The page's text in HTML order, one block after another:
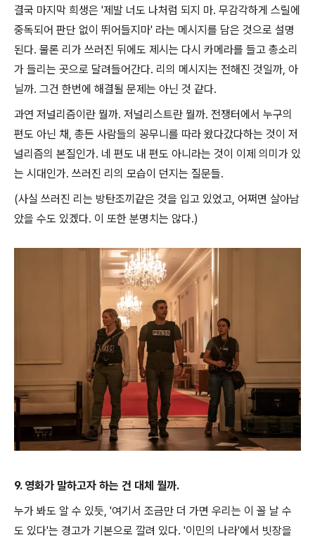
결국 마지막 희생은 '제발 너도 나처럼 되지 마. 무감각하게 스릴에
중독되어 판단 없이 뛰어들지마' 라는 메시지를 담은 것으로 설명
된다. 물론 리가 쓰러진 뒤에도 제시는 다시 카메라를 들고 총소리
가 들리는 곳으로 달려들어간다. 리의 메시지는 전해진 것일까, 아
닐까. 그건 한번에 해결될 문제는 아닌 것 같다.
과연 저널리즘이란 뭘까. 저널리스트란 뭘까. 전쟁터에서 누구의
편도 아닌 채, 총든 사람들의 꽁무니를 따라 왔다갔다하는 것이 저
널리즘의 본질인가. 네 편도 내 편도 아니라는 것이 이제 의미가 있
는 시대인가. 쓰러진 리의 모습이 던지는 질문들.
(사실 쓰러진 리는 방탄조끼같은 것을 입고 있었고, 어쩌면 살아남
았을 수도 있겠다. 이 또한 분명치는 않다.)
9. 영화가 말하고자 하는 건 대체 뭘까.
누가 봐도 알 수 있듯, '여기서 조금만 더 가면 우리는 이 꼴 날 수
도 있다'는 경고가 기본으로 깔려 있다. '이민의 나라'에서 빗장을